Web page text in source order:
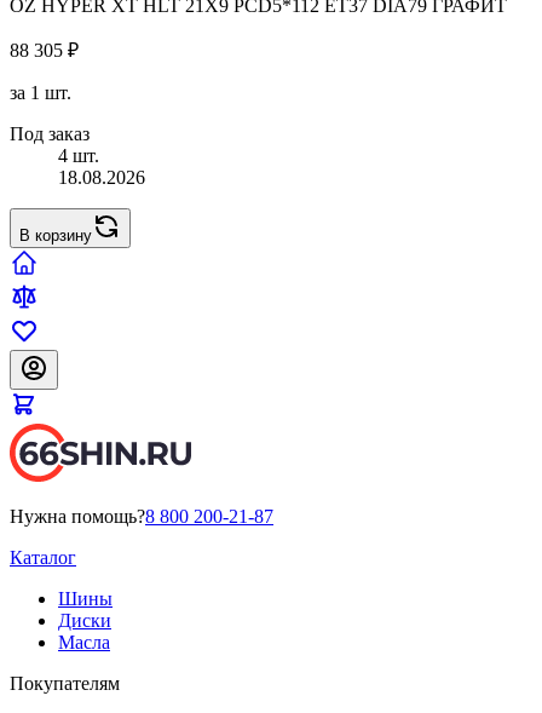
OZ HYPER XT HLT 21X9 PCD5*112 ET37 DIA79 ГРАФИТ
88 305 ₽
за 1 шт.
Под заказ
4 шт.
18.08.2026
В корзину
Нужна помощь?8 800 200-21-87
Каталог
Шины
Диски
Масла
Покупателям